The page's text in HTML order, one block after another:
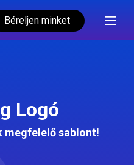
Béreljen minket
Logó
megfelelő sablont!